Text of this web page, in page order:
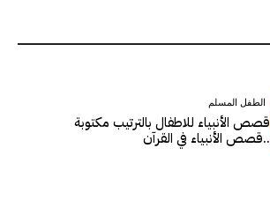
الطفل المسلم
قصص الأنبياء للاطفال بالترتيب مكتوبة
..قصص الأنبياء في القرآن